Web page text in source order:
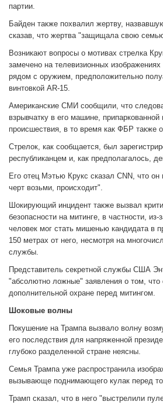
партии.
Байден также похвалил жертву,
сказав, что жертва "защищала свою
Возникают вопросы о мотивах стрелка
замечено на телевизионных
рядом с оружием, предположительно
винтовкой AR-15.
Американские СМИ сообщили, что
взрывчатку в его машине,
происшествия, в то время как ФБР также
Стрелок, как сообщается, был
республиканцем и, как предполагалось,
Его отец Мэтью Крукс сказал CNN, что
черт возьми, происходит".
Шокирующий инцидент также вызвал
безопасности на митинге, в частности,
человек мог стать мишенью кандидата в
150 метрах от него, несмотря на
службы.
Представитель секретной службы США
"абсолютно ложные" заявления о том, что
дополнительной охране перед митингом.
Шоковые волны
Покушение на Трампа вызвало волну
его последствия для напряженной
глубоко разделенной стране неясны.
Семья Трампа уже распространила
вызывающе поднимающего кулак перед
Трамп сказал, что в него "выстрелили